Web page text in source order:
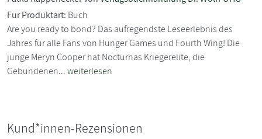
Für Produktart: Buch
Are you ready to bond? Das aufregendste Leseerlebnis des
Jahres für alle Fans von Hunger Games und Fourth Wing! Die
junge Meryn Cooper hat Nocturnas Kriegerelite, die
Gebundenen...weiterlesen
Kund*innen-Rezensionen